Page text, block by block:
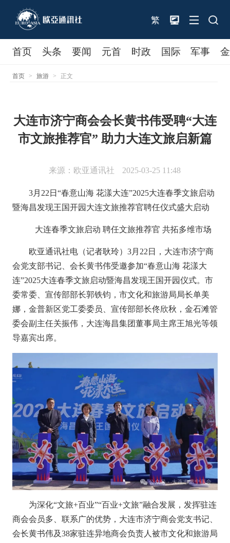
繁
首页 头条 要闻 元首 时政 国际 军事
首页 > 旅游 > 正文
大连市济宁商会会长黄书伟受聘“大连
市文旅推荐官” 助力大连文旅启新篇
来源：欧亚通讯社 2025-03-25 11:48
3月22日“春意山海 花漾大连”2025大连春季文旅启动
暨海昌发现王国开园大连文旅推荐官聘任仪式盛大启动
大连春季文旅启动 聘任文旅推荐官 共拓多维市场
欧亚通讯社电（记者耿玲）3月22日，大连市济宁商
会党支部书记、会长黄书伟受邀参加“春意山海 花漾大
连”2025大连春季文旅启动暨海昌发现王国开园仪式。市
委常委、宣传部部长郭铁钧，市文化和旅游局局长单美
娜，金普新区党工委委员、宣传部部长佟欣秋，金石滩管
委会副主任关振伟，大连海昌集团董事局主席王旭光等领
导嘉宾出席。
为深化“文旅+百业”“百业+文旅”融合发展，发挥驻连
商会会员多、联系广的优势，大连市济宁商会党支书记、
会长黄书伟及38家驻连异地商会负责人被市文化和旅游局